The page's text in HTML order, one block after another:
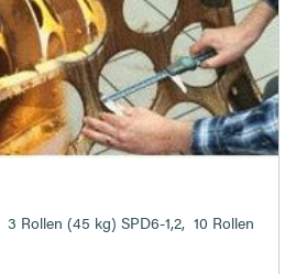
3 Rollen (45 kg) SPD6-1,2, 10 Rollen